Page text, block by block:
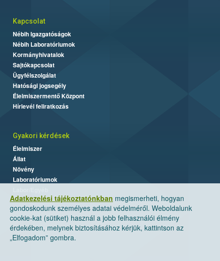
Adatkezelési tájékoztatónkban megismerheti, hogyan
gondoskodunk személyes adatai védelméről. Weboldalunk
cookie-kat (sütiket) használ a jobb felhasználói élmény
érdekében, melynek biztosításához kérjük, kattintson az
„Elfogadom” gombra.
Kapcsolat
Nébih Igazgatóságok
Nébih Laboratóriumok
Kormányhivatalok
Sajtókapcsolat
Ügyfélszolgálat
Hatósági jogsegély
Élelmiszermentő Központ
Hírlevél feliratkozás
Gyakori kérdések
Élelmiszer
Állat
Növény
Laboratóriumok